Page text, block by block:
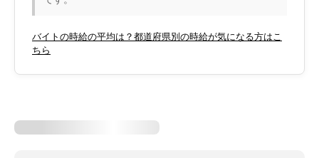
バイトの時給の平均は？都道府県別の時給が気になる方はこ
ちら